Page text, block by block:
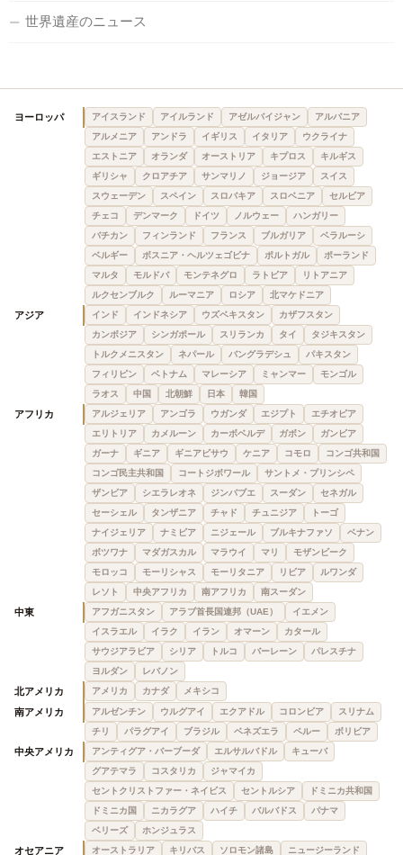
世界遺産のニュース
ヨーロッパ アイスランド アイルランド アゼルバイジャン
アルバニア
アルメニア
アンドラ イギリス イタリア
ウクライナ
エストニア
オランダ オーストリア キプロス
キルギス
ギリシャ
クロアチア サンマリノ ジョージア
スイス
スウェーデン
スペイン スロバキア スロベニア
セルビア
チェコ
デンマーク ドイツ ノルウェー
ハンガリー
バチカン
フィンランド フランス ブルガリア
ベラルーシ
ベルギー
ボスニア・ヘルツェゴビナ ポルトガル
ポーランド
マルタ
モルドバ モンテネグロ ラトビア
リトアニア
ルクセンブルク
ルーマニア ロシア 北マケドニア
アジア インド インドネシア ウズベキスタン
カザフスタン
カンボジア
シンガポール スリランカ タイ
タジキスタン
トルクメニスタン
ネパール バングラデシュ
パキスタン
フィリピン
ベトナム マレーシア ミャンマー
モンゴル
ラオス
中国 北朝鮮 日本 韓国
アフリカ アルジェリア アンゴラ ウガンダ エジプト
エチオピア
エリトリア
カメルーン カーボベルデ ガボン
ガンビア
ガーナ
ギニア ギニアビサウ ケニア コモロ
コンゴ共和国
コンゴ民主共和国
コートジボワール
サントメ・プリンシペ
ザンビア
シエラレオネ ジンバブエ スーダン
セネガル
セーシェル
タンザニア チャド チュニジア
トーゴ
ナイジェリア
ナミビア ニジェール ブルキナファソ
ベナン
ボツワナ
マダガスカル マラウイ マリ
モザンビーク
モロッコ
モーリシャス モーリタニア リビア
ルワンダ
レソト
中央アフリカ 南アフリカ 南スーダン
中東 アフガニスタン アラブ首長国連邦（UAE）
イエメン
イスラエル
イラク イラン オマーン
カタール
サウジアラビア
シリア トルコ バーレーン
パレスチナ
ヨルダン
レバノン
北アメリカ アメリカ カナダ メキシコ
南アメリカ アルゼンチン ウルグアイ エクアドル コロンビア
スリナム
チリ
パラグアイ ブラジル ベネズエラ ペルー ボリビア
中央アメリカ アンティグア・バーブーダ エルサルバドル
キューバ
グアテマラ
コスタリカ
ジャマイカ
セントクリストファー・ネイビス
セントルシア
ドミニカ共和国
ドミニカ国
ニカラグア ハイチ バルバドス
パナマ
ベリーズ
ホンジュラス
オセアニア オーストラリア キリバス ソロモン諸島 ニュージーランド